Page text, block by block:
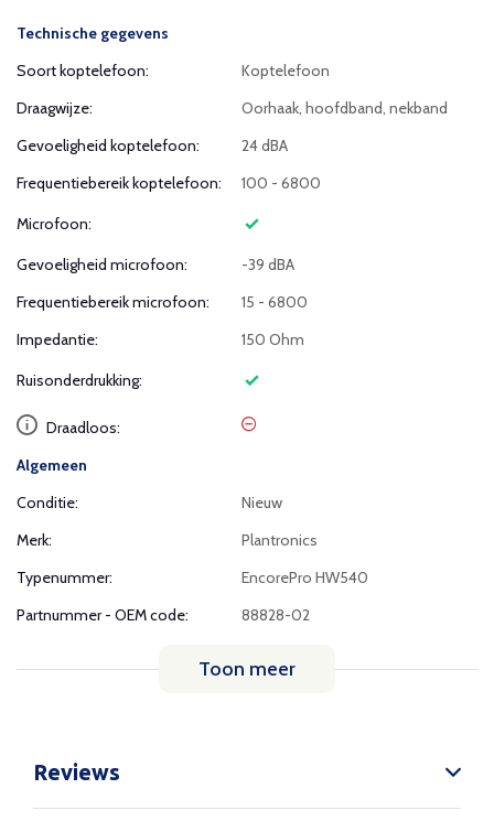
Technische gegevens
Soort koptelefoon:
Koptelefoon
Draagwijze:
Oorhaak, hoofdband, nekband
Gevoeligheid koptelefoon:
24 dBA
Frequentiebereik koptelefoon:
100 - 6800
Microfoon:
Gevoeligheid microfoon:
-39 dBA
Frequentiebereik microfoon:
15 - 6800
Impedantie:
150 Ohm
Ruisonderdrukking:
Draadloos:
Algemeen
Conditie:
Nieuw
Merk:
Plantronics
Typenummer:
EncorePro HW540
Partnummer - OEM code:
88828-02
Toon meer
Reviews